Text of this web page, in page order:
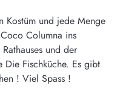
Kostüm und jede Menge
Columna ins
und der
Die Fischküche. Es gibt
! Viel Spass !